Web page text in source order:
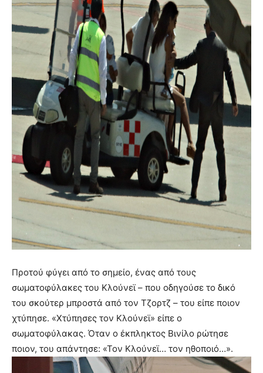
Προτού φύγει από το σημείο, ένας από τους
σωματοφύλακες του Κλούνεϊ – που οδηγούσε το δικό
του σκούτερ μπροστά από τον Τζορτζ – του είπε ποιον
χτύπησε. «Χτύπησες τον Κλούνεϊ» είπε ο
σωματοφύλακας. Όταν ο έκπληκτος Βινίλο ρώτησε
ποιον, του απάντησε: «Τον Κλούνεϊ… τον ηθοποιό…».